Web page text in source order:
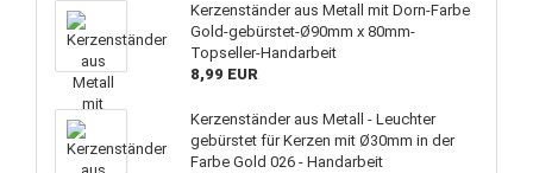
Kerzenständer aus Metall mit Dorn-Farbe
Gold-gebürstet-Ø90mm x 80mm-
Topseller-Handarbeit
8,99 EUR
Kerzenständer aus Metall - Leuchter
gebürstet für Kerzen mit Ø30mm in der
Farbe Gold 026 - Handarbeit